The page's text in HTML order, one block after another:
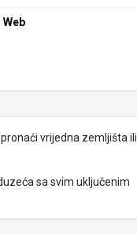
Web
vrijedna zemljišta ili
sa svim uključenim